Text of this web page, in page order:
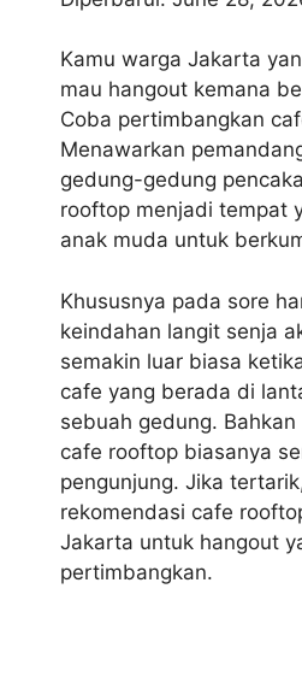
Kamu warga Jakarta
mau hangout kemana
Coba pertimbangkan
Menawarkan
gedung-gedung
rooftop menjadi tempat
anak muda untuk
Khususnya pada sore
keindahan langit senja
semakin luar biasa
cafe yang berada di
sebuah gedung.
cafe rooftop biasanya
pengunjung. Jika
rekomendasi cafe
Jakarta untuk hangout
pertimbangkan.